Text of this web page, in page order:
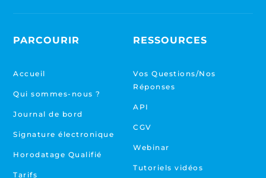
PARCOURIR
Accueil
Qui sommes-nous ?
Journal de bord
Signature électronique
Horodatage Qualifié
Tarifs
RESSOURCES
Vos Questions/Nos
Réponses
API
CGV
Webinar
Tutoriels vidéos